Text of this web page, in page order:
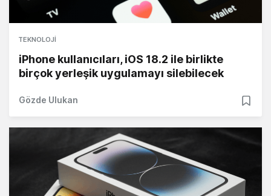
TEKNOLOJI
iPhone kullanıcıları, iOS 18.2 ile birlikte
birçok yerleşik uygulamayı silebilecek
Gözde Ulukan